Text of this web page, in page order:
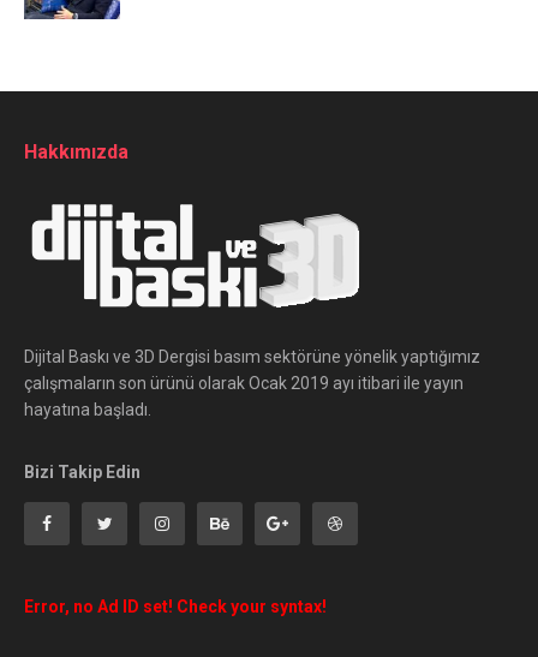
Hakkımızda
Dijital Baskı ve 3D Dergisi basım sektörüne yönelik yaptığımız
çalışmaların son ürünü olarak Ocak 2019 ayı itibari ile yayın
hayatına başladı.
Bizi Takip Edin
Error, no Ad ID set! Check your syntax!